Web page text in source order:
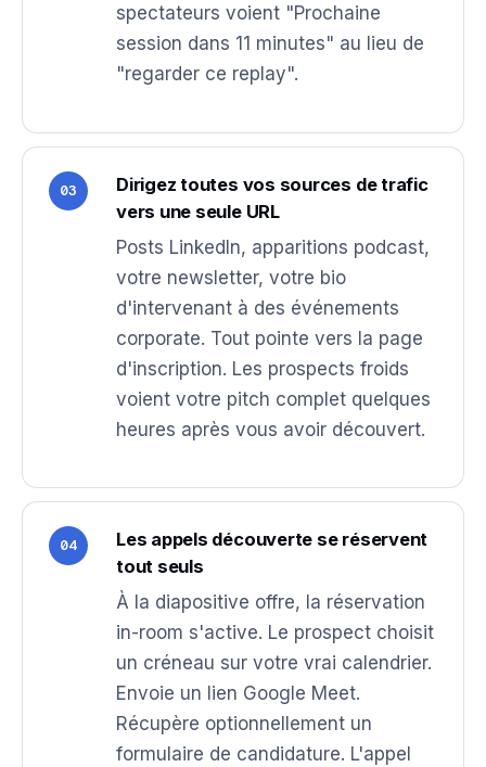
spectateurs voient "Prochaine
session dans 11 minutes" au lieu de
"regarder ce replay".
03
Dirigez toutes vos sources de trafic
vers une seule URL
Posts LinkedIn, apparitions podcast,
votre newsletter, votre bio
d'intervenant à des événements
corporate. Tout pointe vers la page
d'inscription. Les prospects froids
voient votre pitch complet quelques
heures après vous avoir découvert.
04
Les appels découverte se réservent
tout seuls
À la diapositive offre, la réservation
in-room s'active. Le prospect choisit
un créneau sur votre vrai calendrier.
Envoie un lien Google Meet.
Récupère optionnellement un
formulaire de candidature. L'appel